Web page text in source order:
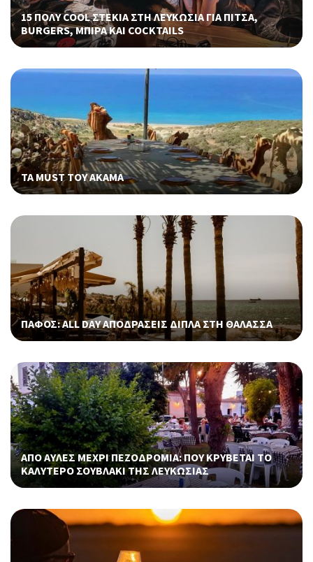
15 ΠΟΛΥ COOL ΣΤΕΚΙΑ ΣΤΗ ΛΕΥΚΩΣΙΑ ΓΙΑ ΠΙΤΣΑ,
BURGERS, ΜΠΙΡΑ ΚΑΙ COCKTAILS
ΤΑ MUST ΤΟΥ ΑΚΑΜΑ
ΠΑΦΟΣ: ALL DAY ΑΠΟΔΡΑΣΕΙΣ ΔΙΠΛΑ ΣΤΗ ΘΑΛΑΣΣΑ
ΑΠΟ ΑΥΛΕΣ ΜΕΧΡΙ ΠΕΖΟΔΡΟΜΙΑ: ΠΟΥ ΚΡΥΒΕΤΑΙ ΤΟ
ΚΑΛΥΤΕΡΟ ΣΟΥΒΛΑΚΙ ΤΗΣ ΛΕΥΚΩΣΙΑΣ